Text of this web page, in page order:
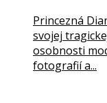
Princezná
svojej
osobnosti
fotografií a...